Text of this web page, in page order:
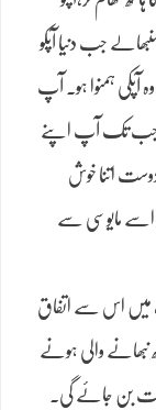
جب دنیا آپکو
آپکی ہمنوا ہو۔ آپ
جب تک آپ اپنے
اتنا خوش
اسے مایوسی سے
میں اس سے اتفاق
نبھانے والی ہونے
بن جائے گی۔